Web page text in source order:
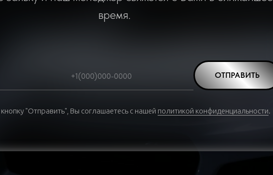
время.
ОТПРАВИТЬ
"Отправить", Вы соглашаетесь с нашей политикой конфиденциальности.